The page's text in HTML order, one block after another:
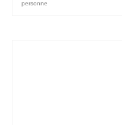
personne